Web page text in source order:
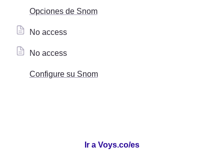
Opciones de Snom
No access
No access
Configure su Snom
Ir a Voys.co/es